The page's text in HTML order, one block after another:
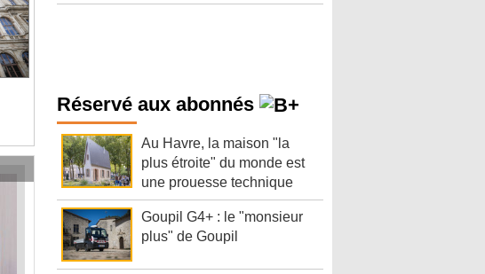
Réservé aux abonnés
Au Havre, la maison "la
plus étroite" du monde est
une prouesse technique
Goupil G4+ : le "monsieur
plus" de Goupil